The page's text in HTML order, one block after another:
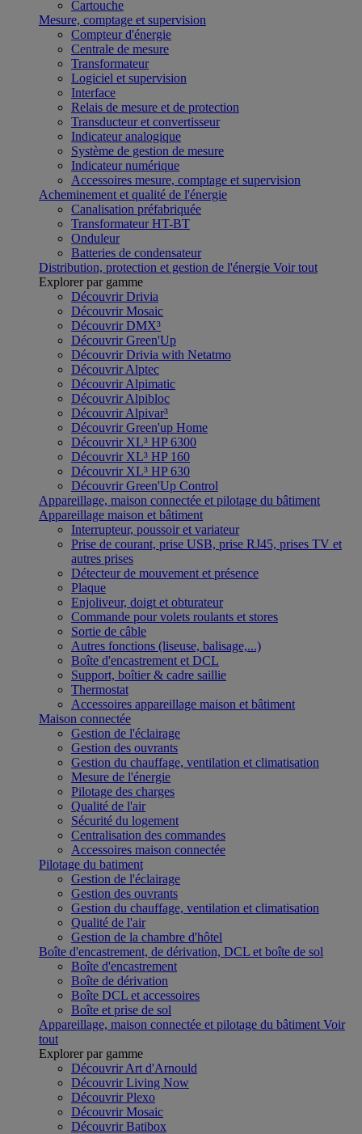
Cartouche
Mesure, comptage et supervision
Compteur d'énergie
Centrale de mesure
Transformateur
Logiciel et supervision
Interface
Relais de mesure et de protection
Transducteur et convertisseur
Indicateur analogique
Système de gestion de mesure
Indicateur numérique
Accessoires mesure, comptage et supervision
Acheminement et qualité de l'énergie
Canalisation préfabriquée
Transformateur HT-BT
Onduleur
Batteries de condensateur
Distribution, protection et gestion de l'énergie Voir tout
Explorer par gamme
Découvrir Drivia
Découvrir Mosaic
Découvrir DMX³
Découvrir Green'Up
Découvrir Drivia with Netatmo
Découvrir Alptec
Découvrir Alpimatic
Découvrir Alpibloc
Découvrir Alpivar³
Découvrir Green'up Home
Découvrir XL³ HP 6300
Découvrir XL³ HP 160
Découvrir XL³ HP 630
Découvrir Green'Up Control
Appareillage, maison connectée et pilotage du bâtiment
Appareillage maison et bâtiment
Interrupteur, poussoir et variateur
Prise de courant, prise USB, prise RJ45, prises TV et
autres prises
Détecteur de mouvement et présence
Plaque
Enjoliveur, doigt et obturateur
Commande pour volets roulants et stores
Sortie de câble
Autres fonctions (liseuse, balisage,...)
Boîte d'encastrement et DCL
Support, boîtier & cadre saillie
Thermostat
Accessoires appareillage maison et bâtiment
Maison connectée
Gestion de l'éclairage
Gestion des ouvrants
Gestion du chauffage, ventilation et climatisation
Mesure de l'énergie
Pilotage des charges
Qualité de l'air
Sécurité du logement
Centralisation des commandes
Accessoires maison connectée
Pilotage du batiment
Gestion de l'éclairage
Gestion des ouvrants
Gestion du chauffage, ventilation et climatisation
Qualité de l'air
Gestion de la chambre d'hôtel
Boîte d'encastrement, de dérivation, DCL et boîte de sol
Boîte d'encastrement
Boîte de dérivation
Boîte DCL et accessoires
Boîte et prise de sol
Appareillage, maison connectée et pilotage du bâtiment Voir
tout
Explorer par gamme
Découvrir Art d'Arnould
Découvrir Living Now
Découvrir Plexo
Découvrir Mosaic
Découvrir Batibox